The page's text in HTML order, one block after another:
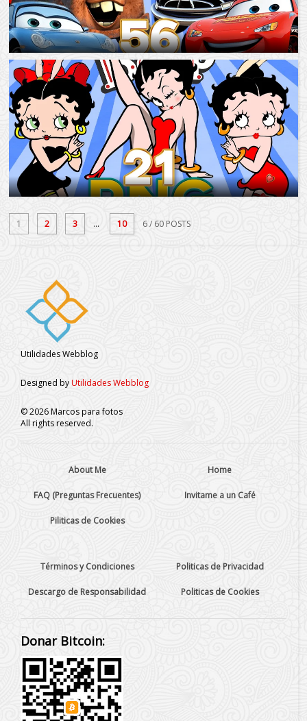
1 2 3 ... 10 6/ 60 POSTS
Utilidades Webblog
Designed by Utilidades Webblog
©2026 Marcos para fotos
All rights reserved.
About Me Home
FAQ (Preguntas Frecuentes) Invitame a un Café
Piliticas de Cookies
Términos y Condiciones Politicas de Privacidad
Descargo de Responsabilidad Politicas de Cookies
Donar Bitcoin: